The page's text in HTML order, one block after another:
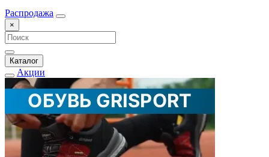
Распродажа
×
Каталог
Акции